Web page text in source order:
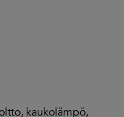
, kaukolämpö,